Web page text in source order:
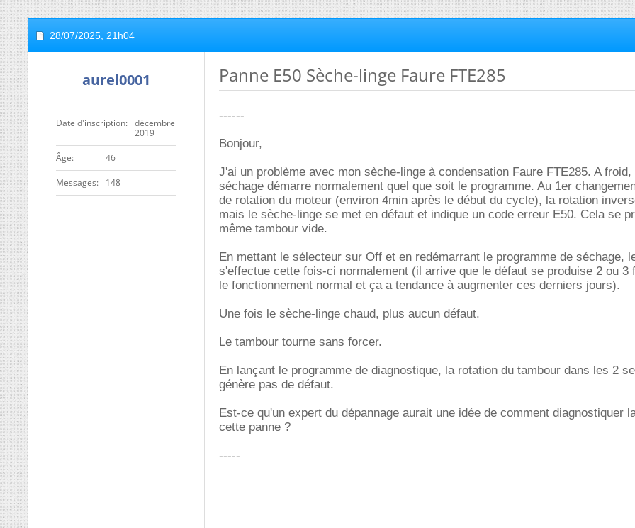
28/07/2025, 21h04
aurel0001
Date d'inscription
décembre
2019
ge 46
Messages 148
Panne E50 Sèche-linge Faure FTE285
------
Bonjour,
J'ai un problème avec mon sèche-linge à condensation Faure FTE285. A froid,
séchage démarre normalement quel que soit le programme. Au 1er
de rotation du moteur (environ 4min après le début du cycle), la rotation
mais le sèche-linge se met en défaut et indique un code erreur E50. Cela se
même tambour vide.
En mettant le sélecteur sur Off et en redémarrant le programme de séchage,
s'effectue cette fois-ci normalement (il arrive que le défaut se produise 2 ou 3
le fonctionnement normal et ça a tendance à augmenter ces derniers jours).
Une fois le sèche-linge chaud, plus aucun défaut.
Le tambour tourne sans forcer.
En lançant le programme de diagnostique, la rotation du tambour dans les 2
génère pas de défaut.
Est-ce qu'un expert du dépannage aurait une idée de comment diagnostiquer
cette panne ?
-----